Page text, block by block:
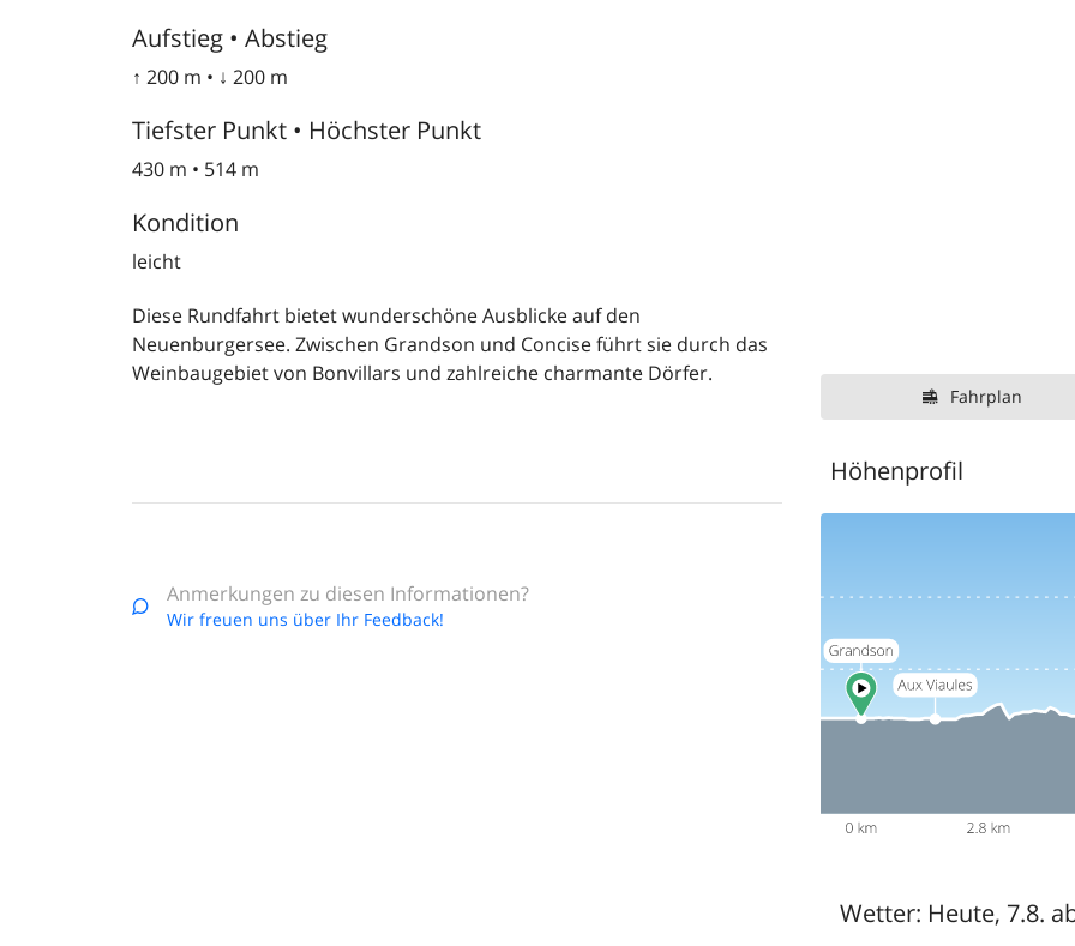
Aufstieg • Abstieg
↑ 200 m • ↓ 200 m
Tiefster Punkt • Höchster Punkt
430 m • 514 m
Kondition
leicht
Diese Rundfahrt bietet wunderschöne Ausblicke auf den
Neuenburgersee. Zwischen Grandson und Concise führt sie durch das
Weinbaugebiet von Bonvillars und zahlreiche charmante Dörfer.
Anmerkungen zu diesen Informationen?
Wir freuen uns über Ihr Feedback!
Fahrplan
Höhenprofil
Wetter: Heute, 7.8.